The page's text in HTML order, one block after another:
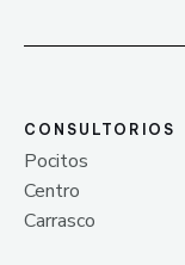
CONSULTORIOS
Pocitos
Centro
Carrasco